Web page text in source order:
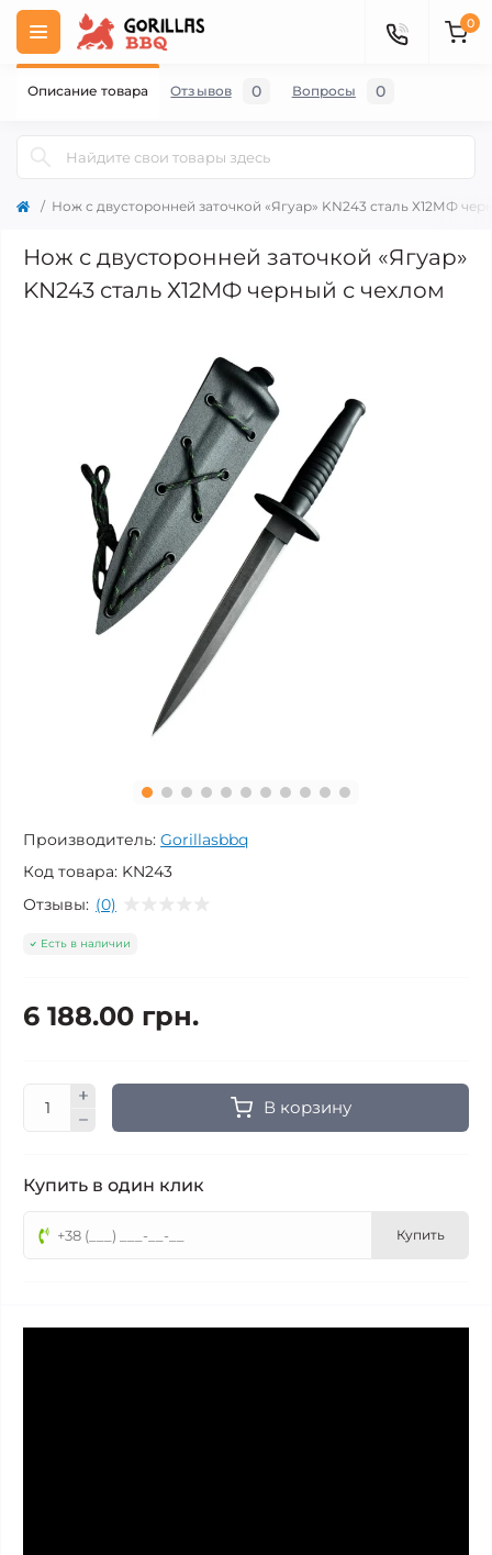
0
Нож с двусторонней заточкой «Ягуар» KN243 сталь Х12МФ
Нож с двусторонней заточкой «Ягуар»
KN243 сталь Х12МФ черный с чехлом
Производитель: Gorillasbbq
Код товара: KN243
Отзывы: (0)
Есть в наличии
6 188.00 грн.
В корзину
Купить в один клик
Купить
Описание товара Отзывов 0 Вопросы 0